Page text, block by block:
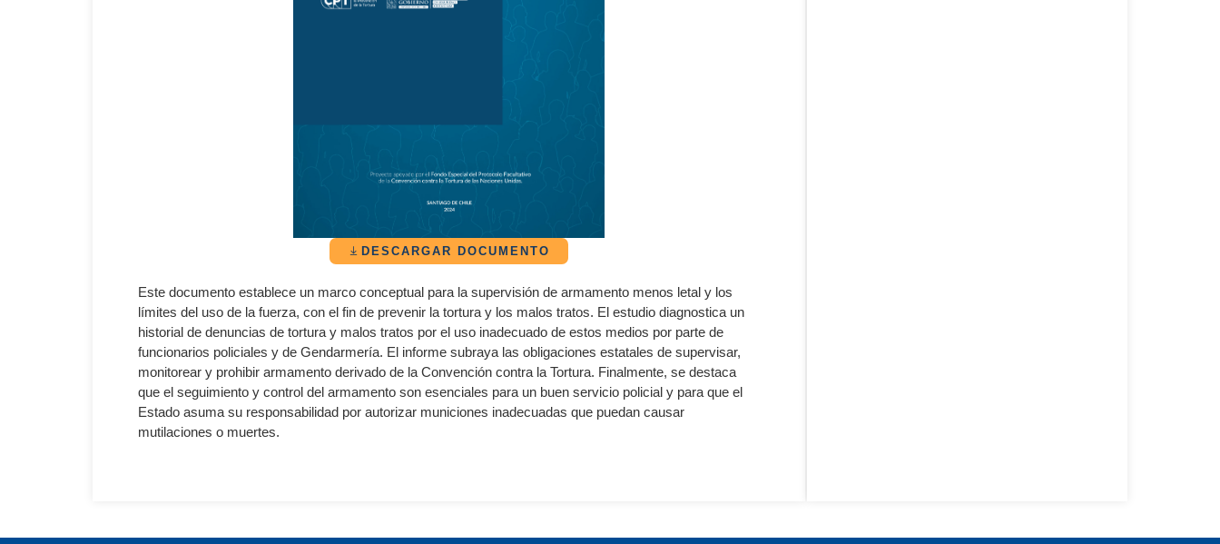
DESCARGAR DOCUMENTO
Este documento establece un marco conceptual para la supervisión de armamento menos letal y los
límites del uso de la fuerza, con el fin de prevenir la tortura y los malos tratos. El estudio diagnostica un
historial de denuncias de tortura y malos tratos por el uso inadecuado de estos medios por parte de
funcionarios policiales y de Gendarmería. El informe subraya las obligaciones estatales de supervisar,
monitorear y prohibir armamento derivado de la Convención contra la Tortura. Finalmente, se destaca
que el seguimiento y control del armamento son esenciales para un buen servicio policial y para que el
Estado asuma su responsabilidad por autorizar municiones inadecuadas que puedan causar
mutilaciones o muertes.